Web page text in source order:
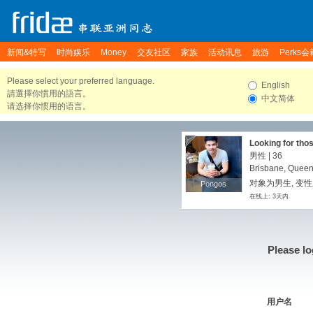
新闻&特写 时尚娱乐 Money 交友社区 家族 活动讯息 旅游 Perks会
Please select your preferred language.
請選擇你慣用的語言。
请选择你惯用的语言。
English
中文简体
Pongos
Pongos
Looking for
男性 | 36
Brisbane,
对象为男生, 变
在线上: 3天内
Please
用户名